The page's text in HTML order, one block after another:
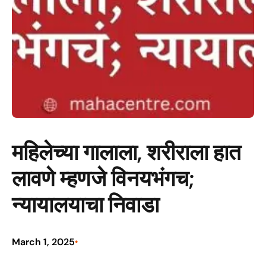
महिलेच्या गालाला, शरीराला हात
लावणे म्हणजे विनयभंगच;
न्यायालयाचा निवाडा
March 1, 2025•